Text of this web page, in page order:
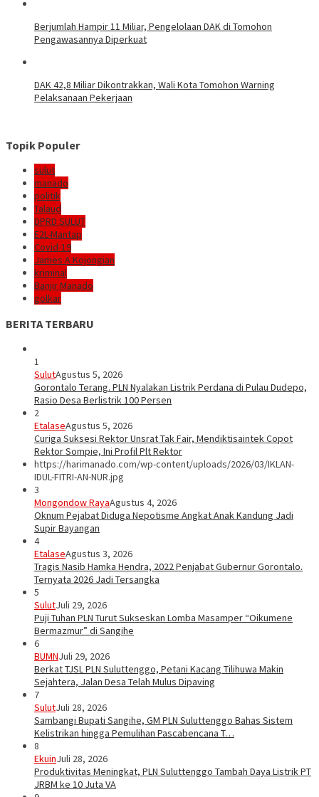
Berjumlah Hampir 11 Miliar, Pengelolaan DAK di Tomohon
Pengawasannya Diperkuat
DAK 42,8 Miliar Dikontrakkan, Wali Kota Tomohon Warning
Pelaksanaan Pekerjaan
Topik Populer
sulut
manado
politik
Talaud
DPRD SULUT
E2L-Mantap
Covid-19
James A Kojongian
kriminal
Banjir Manado
golkar
BERITA TERBARU
1
SulutAgustus 5, 2026
Gorontalo Terang. PLN Nyalakan Listrik Perdana di Pulau Dudepo,
Rasio Desa Berlistrik 100 Persen
2
EtalaseAgustus 5, 2026
Curiga Suksesi Rektor Unsrat Tak Fair, Mendiktisaintek Copot
Rektor Sompie, Ini Profil Plt Rektor
https://harimanado.com/wp-content/uploads/2026/03/IKLAN-
IDUL-FITRI-AN-NUR.jpg
3
Mongondow RayaAgustus 4, 2026
Oknum Pejabat Diduga Nepotisme Angkat Anak Kandung Jadi
Supir Bayangan
4
EtalaseAgustus 3, 2026
Tragis Nasib Hamka Hendra, 2022 Penjabat Gubernur Gorontalo.
Ternyata 2026 Jadi Tersangka
5
SulutJuli 29, 2026
Puji Tuhan PLN Turut Sukseskan Lomba Masamper “Oikumene
Bermazmur” di Sangihe
6
BUMNJuli 29, 2026
Berkat TJSL PLN Suluttenggo, Petani Kacang Tilihuwa Makin
Sejahtera, Jalan Desa Telah Mulus Dipaving
7
SulutJuli 28, 2026
Sambangi Bupati Sangihe, GM PLN Suluttenggo Bahas Sistem
Kelistrikan hingga Pemulihan Pascabencana T…
8
EkuinJuli 28, 2026
Produktivitas Meningkat, PLN Suluttenggo Tambah Daya Listrik PT
JRBM ke 10 Juta VA